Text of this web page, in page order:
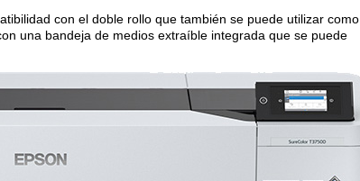
con el doble rollo que también se puede utilizar como
una bandeja de medios extraíble integrada que se puede